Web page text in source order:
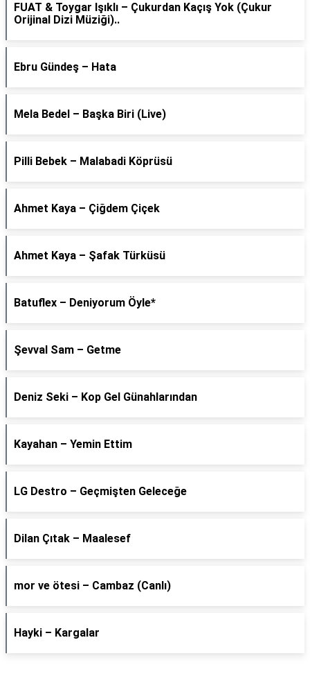
FUAT & Toygar Işıklı – Çukurdan Kaçış Yok (Çukur
Orijinal Dizi Müziği)..
Ebru Gündeş – Hata
Mela Bedel – Başka Biri (Live)
Pilli Bebek – Malabadi Köprüsü
Ahmet Kaya – Çiğdem Çiçek
Ahmet Kaya – Şafak Türküsü
Batuflex – Deniyorum Öyle*
Şevval Sam – Getme
Deniz Seki – Kop Gel Günahlarından
Kayahan – Yemin Ettim
LG Destro – Geçmişten Geleceğe
Dilan Çıtak – Maalesef
​mor ve ötesi – Cambaz (Canlı)
Hayki – Kargalar